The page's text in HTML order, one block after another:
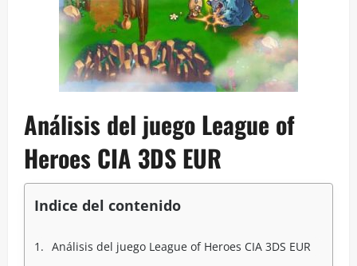
Análisis del juego League of
Heroes CIA 3DS EUR
Indice del contenido
Análisis del juego League of Heroes CIA 3DS EUR